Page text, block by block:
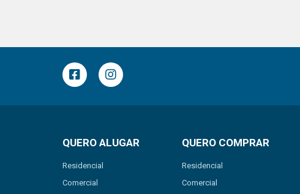
QUERO ALUGAR
Residencial
Comercial
QUERO COMPRAR
Residencial
Comercial